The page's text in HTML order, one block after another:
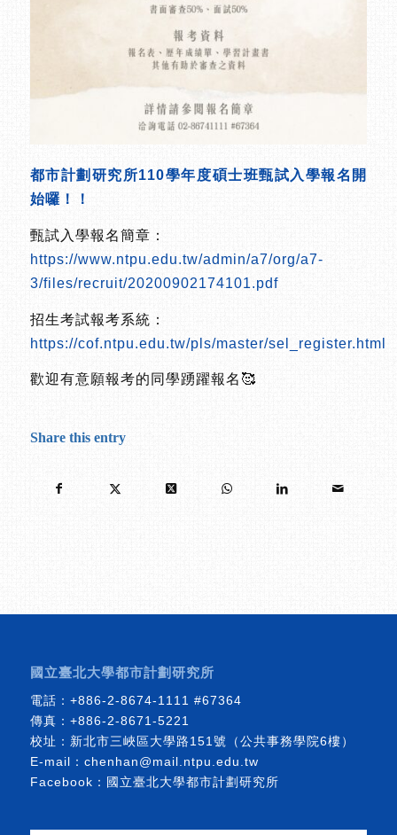
都市計劃研究所110學年度碩士班甄試入學報名開
始囉！！
甄試入學報名簡章：
https://www.ntpu.edu.tw/admin/a7/org/a7-
3/files/recruit/20200902174101.pdf
招生考試報考系統：
https://cof.ntpu.edu.tw/pls/master/sel_register.html
歡迎有意願報考的同學踴躍報名🥰
Share this entry
國立臺北大學都市計劃研究所
電話： +886-2-8674-1111 #67364
傳真：+886-2-8671-5221
校址：新北市三峽區大學路151號（公共事務學院6樓）
E-mail： chenhan@mail.ntpu.edu.tw
Facebook： 國立臺北大學都市計劃研究所